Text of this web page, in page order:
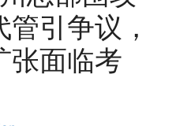
引争议，
张面临考